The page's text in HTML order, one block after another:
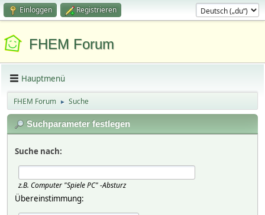
Einloggen Registrieren
FHEM Forum
Hauptmenü
FHEM Forum ► Suche
Suchparameter festlegen
Suche nach:
z.B. Computer "Spiele PC" -Absturz
Übereinstimmung: